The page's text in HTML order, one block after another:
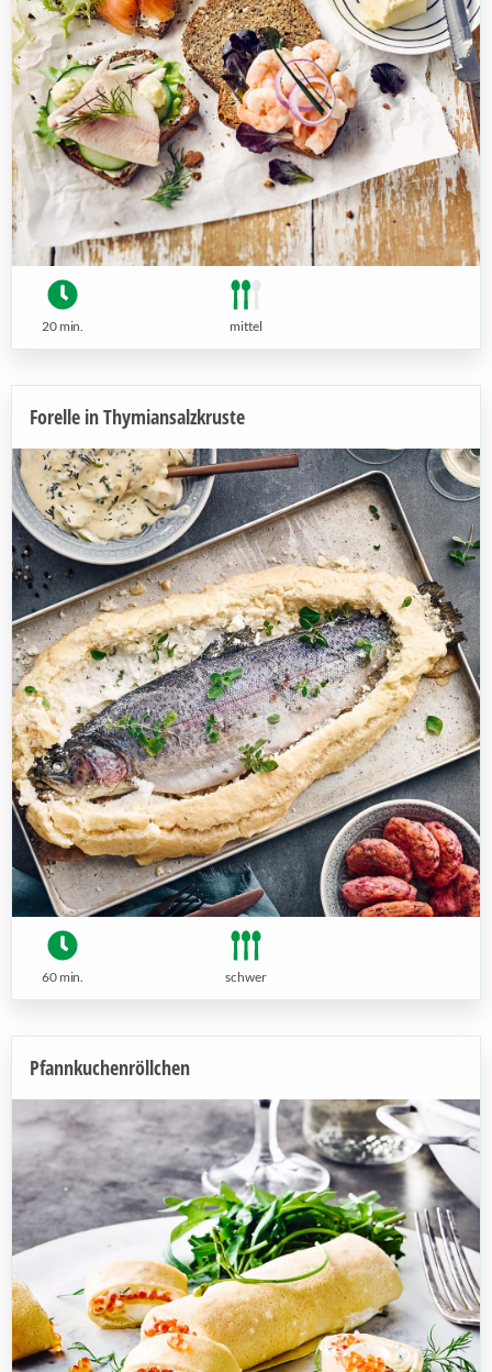
20 min. mittel
Forelle in Thymiansalzkruste
60 min. schwer
Pfannkuchenröllchen